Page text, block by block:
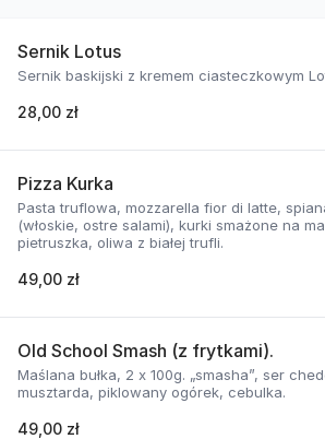
Sernik Lotus
Sernik baskijski z kremem ciasteczkowym
28,00 zł
Pizza Kurka
Pasta truflowa, mozzarella fior di latte,
(włoskie, ostre salami), kurki smażone na
pietruszka, oliwa z białej trufli.
49,00 zł
Old School Smash (z frytkami).
Maślana bułka, 2 x 100g. „smasha”, ser
musztarda, piklowany ogórek, cebulka.
49,00 zł